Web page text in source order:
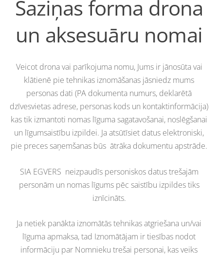
Saziņas forma drona
un aksesuāru nomai
Veicot drona vai parīkojuma nomu, Jums ir jānosūta vai
klātienē pie tehnikas iznomāšanas jāsniedz mums
personas dati (PA dokumenta numurs, deklarētā
dzīvesvietas adrese, personas kods un kontaktinformācija)
kas tik izmantoti nomas līguma sagatavošanai, noslēgšanai
un līgumsaistību izpildei. Ja atsūtīsiet datus elektroniski,
pie preces saņemšanas būs ātrāka dokumentu apstrāde.
SIA EGVERS neizpaudīs personiskos datus trešajām
personām un nomas līgums pēc saistību izpildes tiks
iznīcināts.
Ja netiek panākta iznomātās tehnikas atgriešana un/vai
līguma apmaksa, tad Iznomātājam ir tiesības nodot
informāciju par Nomnieku trešai personai, kas veiks